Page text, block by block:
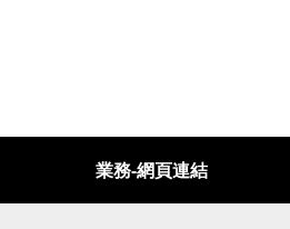
業務-網頁連結